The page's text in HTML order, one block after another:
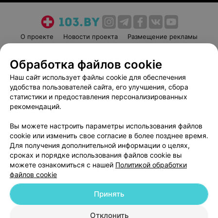
О проекте Новости проекта
Размещение рекламы
Пользовательское соглашение
Способы оплаты
Вакансии
Партнеры
Написать руководителю 103.by
Обработка персональных данных
© 2026 ООО «Артокс Лаб», УНП 191700409
| 220012, Республика Беларусь,
Обработка файлов cookie
Наш сайт использует файлы cookie для обеспечения
удобства пользователей сайта, его улучшения, сбора
статистики и предоставления персонализированных
рекомендаций.
Вы можете настроить параметры использования файлов
cookie или изменить свое согласие в более позднее время.
Для получения дополнительной информации о целях,
сроках и порядке использования файлов cookie вы
можете ознакомиться с нашей Политикой обработки
файлов cookie
Отклонить
Принять